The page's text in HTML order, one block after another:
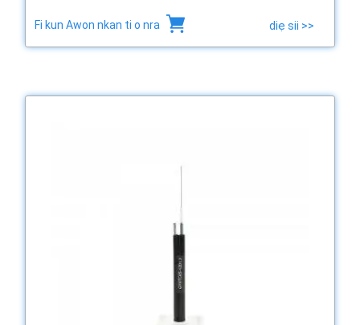
Fi kun Awon nkan ti o nra diẹ sii >>